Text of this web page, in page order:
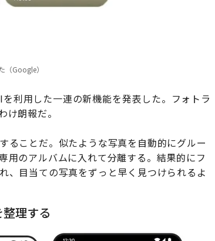
（Google）
利用した一連の新機能を発表した。フォトラ
朗報だ。
ることだ。似たような写真を自動的にグルー
用のアルバムに入れて分離する。結果的にフ
、目当ての写真をずっと早く見つけられるよ
理する